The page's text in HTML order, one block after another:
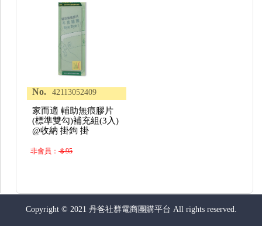
No. 42113052409
家而適 輔助無痕膠片
(標準雙勾)補充組(3入)
@收納 掛鉤 掛
非會員：＄95
Copyright © 2021 丹爸社群電商團購平台 All rights reserved.